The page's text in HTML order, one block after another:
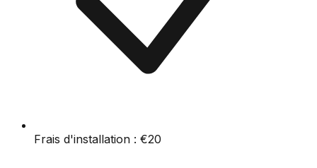
Frais d'installation : €20